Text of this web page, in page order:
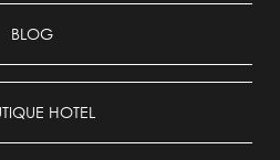
BLOG
HOTEL